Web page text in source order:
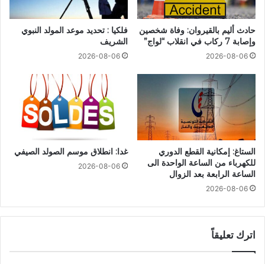
حادث أليم بالقيروان: وفاة شخصين
وإصابة 7 ركاب في انقلاب “لواج”
2026-08-06
فلكيا : تحديد موعد المولد النبوي
الشريف
2026-08-06
الستاغ: إمكانية القطع الدوري
للكهرباء من الساعة الواحدة الى
الساعة الرابعة بعد الزوال
2026-08-06
غدا: انطلاق موسم الصولد الصيفي
2026-08-06
اترك تعليقاً